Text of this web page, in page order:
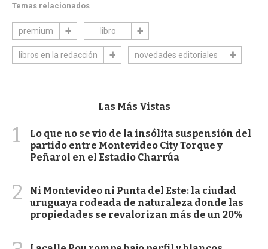
Temas relacionados
premium libro
libros en la redacción novedades editoriales
Las Más Vistas
1
Lo que no se vio de la insólita suspensión del
partido entre Montevideo City Torque y
Peñarol en el Estadio Charrúa
2
Ni Montevideo ni Punta del Este: la ciudad
uruguaya rodeada de naturaleza donde las
propiedades se revalorizan más de un 20%